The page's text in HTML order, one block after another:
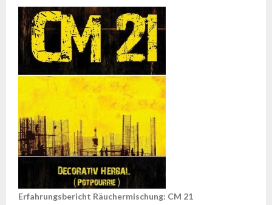
Erfahrungsbericht Räuchermischung: CM 21